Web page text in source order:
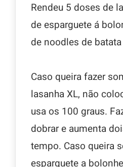
Rendeu 5 doses de
de esparguete á
de noodles de
Caso queira fazer
lasanha XL, não
usa os 100 graus.
dobrar e aumenta
tempo. Caso queira
esparguete a